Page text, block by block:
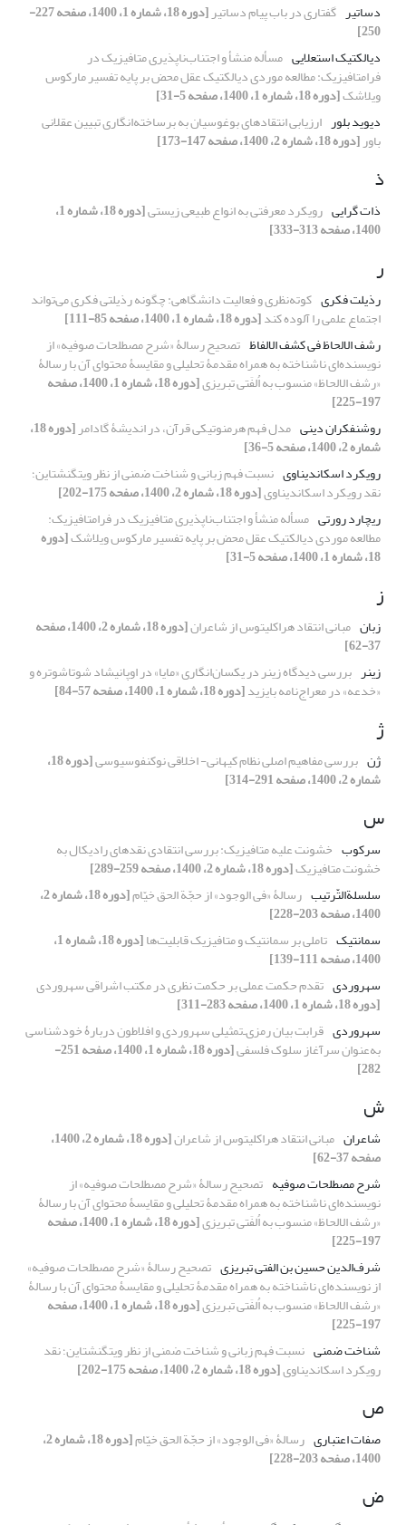
دساتیر گفتاری در باب پیام دساتیر [دوره 18، شماره 1، 1400، صفحه 227-
250]
دیالکتیک استعلایی مسأله منشأ و اجتناب‌ناپذیری متافیزیک در
فرامتافیزیک: مطالعه‌‌ موردی دیالکتیک عقل محض بر پایه‌ تفسیر مارکوس
ویلاشک[دوره 18، شماره 1، 1400، صفحه 5-31]
دیوید بلور ارزیابی انتقادهای بوغوسیان به برساخته‌انگاری تبیین عقلانی
باور[دوره 18، شماره 2، 1400، صفحه 147-173]
ذ
ذات گرایی رویکرد معرفتی به انواع طبیعی زیستی [دوره 18، شماره 1،
1400، صفحه 313-333]
ر
رذیلت فکری کوته‌نظری و فعالیت دانشگاهی: چگونه رذیلتی فکری می‌تواند
اجتماع علمی را آلوده کند[دوره 18، شماره 1، 1400، صفحه 85-111]
رشف الالحاظ فی کشف الالفاظ تصحیح رسالۀ «شرح مصطلحات صوفیه» از
نویسنده‌ای ناشناخته به همراه مقدمۀ تحلیلی و مقایسۀ محتوای آن با رسالۀ
«رشف الالحاظ» منسوب به اُلفَتی تبریزی [دوره 18، شماره 1، 1400، صفحه
197-225]
روشنفکران دینی مدل فهم هرمنوتیکی قرآن، در اندیشۀ گادامر [دوره 18،
شماره 2، 1400، صفحه 5-36]
رویکرد اسکاندیناوی نسبت فهم زبانی و شناخت ضمنی از نظر ویتگنشتاین؛
نقد رویکرد اسکاندیناوی[دوره 18، شماره 2، 1400، صفحه 175-202]
ریچارد رورتی مسأله منشأ و اجتناب‌ناپذیری متافیزیک در فرامتافیزیک:
مطالعه‌‌ موردی دیالکتیک عقل محض بر پایه‌ تفسیر مارکوس ویلاشک[دوره
18، شماره 1، 1400، صفحه 5-31]
ز
زبان مبانی انتقاد هراکلیتوس از شاعران [دوره 18، شماره 2، 1400، صفحه
37-62]
زینر بررسی دیدگاه زینر در یکسان‌انگاری «مایا» در اوپانیشاد شوتاشوتره و
«خدعه» در معراج‌نامه بایزید[دوره 18، شماره 1، 1400، صفحه 57-84]
ژ
ژن بررسی مفاهیم اصلی نظام کیهانی- اخلاقی نوکنفوسیوسی [دوره 18،
شماره 2، 1400، صفحه 291-314]
س
سرکوب خشونت علیه متافیزیک: بررسی انتقادی نقدهای رادیکال به
خشونت متافیزیک[دوره 18، شماره 2، 1400، صفحه 259-289]
سلسلة‌التّرتیب رسالۀ «فی الوجود» از حجّة الحق خیّام [دوره 18، شماره 2،
1400، صفحه 203-228]
سمانتیک تاملی بر سمانتیک و متافیزیک قابلیت‌ها [دوره 18، شماره 1،
1400، صفحه 111-139]
سهروردی تقدم حکمت عملی بر حکمت نظری در مکتب اشراقی سهروردی
[دوره 18، شماره 1، 1400، صفحه 283-311]
سهروردی قرابت بیان رمزی‌ـ‌تمثیلی سهروردی و افلاطون دربارۀ خودشناسی
به‌عنوان سرآغاز سلوک فلسفی [دوره 18، شماره 1، 1400، صفحه 251-
282]
ش
شاعران مبانی انتقاد هراکلیتوس از شاعران [دوره 18، شماره 2، 1400،
صفحه 37-62]
شرح مصطلحات صوفیه تصحیح رسالۀ «شرح مصطلحات صوفیه» از
نویسنده‌ای ناشناخته به همراه مقدمۀ تحلیلی و مقایسۀ محتوای آن با رسالۀ
«رشف الالحاظ» منسوب به اُلفَتی تبریزی [دوره 18، شماره 1، 1400، صفحه
197-225]
شرف‌الدین حسین بن الفتی تبریزی تصحیح رسالۀ «شرح مصطلحات صوفیه»
از نویسنده‌ای ناشناخته به همراه مقدمۀ تحلیلی و مقایسۀ محتوای آن با رسالۀ
«رشف الالحاظ» منسوب به اُلفَتی تبریزی [دوره 18، شماره 1، 1400، صفحه
197-225]
شناخت ضمنی نسبت فهم زبانی و شناخت ضمنی از نظر ویتگنشتاین؛ نقد
رویکرد اسکاندیناوی[دوره 18، شماره 2، 1400، صفحه 175-202]
ص
صفات اعتباری رسالۀ «فی الوجود» از حجّة الحق خیّام [دوره 18، شماره 2،
1400، صفحه 203-228]
ض